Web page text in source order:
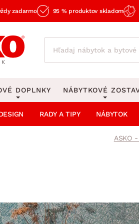
zadarmo 95 % produktov skladom
DOPLNKY
Stolové lampy a
Zobrazit vše
NÁBYTKOVÉ
Spálňové
Kuchynské
Predsieňové
RADY A TIPY NÁBYTOK
ASKO -